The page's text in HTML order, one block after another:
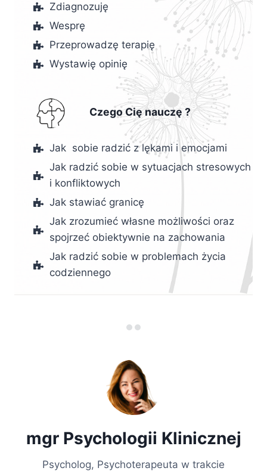
Zdiagnozuję
Wesprę
Przeprowadzę terapię
Wystawię opinię
Czego Cię nauczę ?
Jak sobie radzić z lękami i emocjami
Jak radzić sobie w sytuacjach stresowych
i konfliktowych
Jak stawiać granicę
Jak zrozumieć własne możliwości oraz
spojrzeć obiektywnie na zachowania
Jak radzić sobie w problemach życia
codziennego
mgr Psychologii Klinicznej
Psycholog, Psychoterapeuta w trakcie